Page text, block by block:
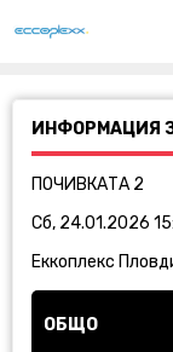
ИНФОРМАЦИЯ
ПОЧИВКАТА 2
Сб, 24.01.2026
Еккоплекс
ОБЩО